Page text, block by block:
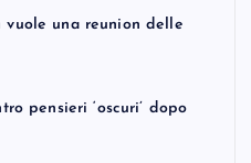
vuole una reunion delle
pensieri ‘oscuri’ dopo